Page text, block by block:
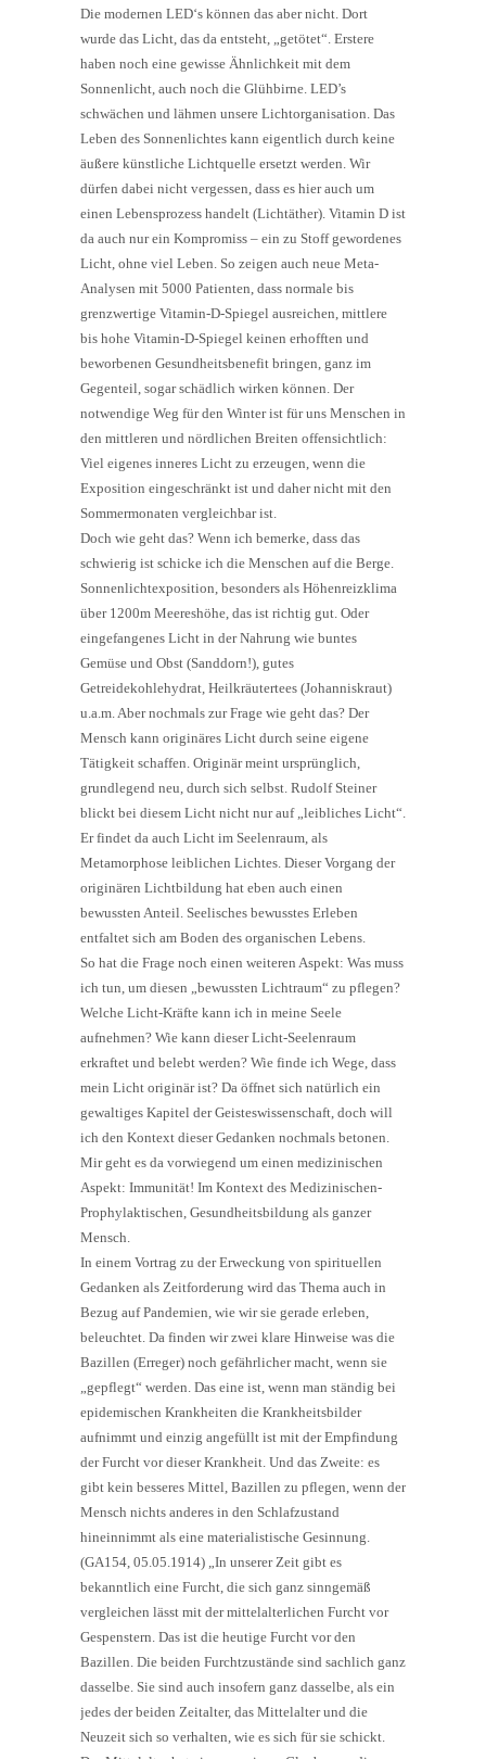
Die modernen LED‘s können das aber nicht. Dort
wurde das Licht, das da entsteht, „getötet“. Erstere
haben noch eine gewisse Ähnlichkeit mit dem
Sonnenlicht, auch noch die Glühbirne. LED’s
schwächen und lähmen unsere Lichtorganisation. Das
Leben des Sonnenlichtes kann eigentlich durch keine
äußere künstliche Lichtquelle ersetzt werden. Wir
dürfen dabei nicht vergessen, dass es hier auch um
einen Lebensprozess handelt (Lichtäther). Vitamin D ist
da auch nur ein Kompromiss – ein zu Stoff gewordenes
Licht, ohne viel Leben. So zeigen auch neue Meta-
Analysen mit 5000 Patienten, dass normale bis
grenzwertige Vitamin-D-Spiegel ausreichen, mittlere
bis hohe Vitamin-D-Spiegel keinen erhofften und
beworbenen Gesundheitsbenefit bringen, ganz im
Gegenteil, sogar schädlich wirken können. Der
notwendige Weg für den Winter ist für uns Menschen in
den mittleren und nördlichen Breiten offensichtlich:
Viel eigenes inneres Licht zu erzeugen, wenn die
Exposition eingeschränkt ist und daher nicht mit den
Sommermonaten vergleichbar ist.
Doch wie geht das? Wenn ich bemerke, dass das
schwierig ist schicke ich die Menschen auf die Berge.
Sonnenlichtexposition, besonders als Höhenreizklima
über 1200m Meereshöhe, das ist richtig gut. Oder
eingefangenes Licht in der Nahrung wie buntes
Gemüse und Obst (Sanddorn!), gutes
Getreidekohlehydrat, Heilkräutertees (Johanniskraut)
u.a.m. Aber nochmals zur Frage wie geht das? Der
Mensch kann originäres Licht durch seine eigene
Tätigkeit schaffen. Originär meint ursprünglich,
grundlegend neu, durch sich selbst. Rudolf Steiner
blickt bei diesem Licht nicht nur auf „leibliches Licht“.
Er findet da auch Licht im Seelenraum, als
Metamorphose leiblichen Lichtes. Dieser Vorgang der
originären Lichtbildung hat eben auch einen
bewussten Anteil. Seelisches bewusstes Erleben
entfaltet sich am Boden des organischen Lebens.
So hat die Frage noch einen weiteren Aspekt: Was muss
ich tun, um diesen „bewussten Lichtraum“ zu pflegen?
Welche Licht-Kräfte kann ich in meine Seele
aufnehmen? Wie kann dieser Licht-Seelenraum
erkraftet und belebt werden? Wie finde ich Wege, dass
mein Licht originär ist? Da öffnet sich natürlich ein
gewaltiges Kapitel der Geisteswissenschaft, doch will
ich den Kontext dieser Gedanken nochmals betonen.
Mir geht es da vorwiegend um einen medizinischen
Aspekt: Immunität! Im Kontext des Medizinischen-
Prophylaktischen, Gesundheitsbildung als ganzer
Mensch.
In einem Vortrag zu der Erweckung von spirituellen
Gedanken als Zeitforderung wird das Thema auch in
Bezug auf Pandemien, wie wir sie gerade erleben,
beleuchtet. Da finden wir zwei klare Hinweise was die
Bazillen (Erreger) noch gefährlicher macht, wenn sie
„gepflegt“ werden. Das eine ist, wenn man ständig bei
epidemischen Krankheiten die Krankheitsbilder
aufnimmt und einzig angefüllt ist mit der Empfindung
der Furcht vor dieser Krankheit. Und das Zweite: es
gibt kein besseres Mittel, Bazillen zu pflegen, wenn der
Mensch nichts anderes in den Schlafzustand
hineinnimmt als eine materialistische Gesinnung.
(GA154, 05.05.1914) „In unserer Zeit gibt es
bekanntlich eine Furcht, die sich ganz sinngemäß
vergleichen lässt mit der mittelalterlichen Furcht vor
Gespenstern. Das ist die heutige Furcht vor den
Bazillen. Die beiden Furchtzustände sind sachlich ganz
dasselbe. Sie sind auch insofern ganz dasselbe, als ein
jedes der beiden Zeitalter, das Mittelalter und die
Neuzeit sich so verhalten, wie es sich für sie schickt.